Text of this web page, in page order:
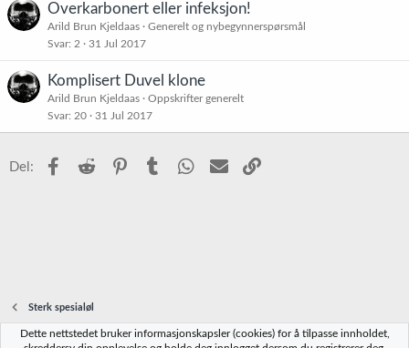
Overkarbonert eller infeksjon!
Arild Brun Kjeldaas
Generelt og nybegynnerspørsmål
Svar 2 31 Jul 2017
Komplisert Duvel klone
Arild Brun Kjeldaas
Oppskrifter generelt
Svar 20 31 Jul 2017
Del: Facebook
Reddit PinterestTumblr WhatsApp
E-post
Sterk spesialøl
Dette nettstedet bruker informasjonskapsler (cookies) for å tilpasse innholdet,